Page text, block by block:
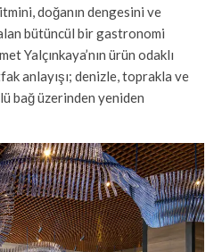
doğanın dengesini ve
bütüncül bir gastronomi
Yalçınkaya’nın ürün odaklı
anlayışı; denizle, toprakla ve
bağ üzerinden yeniden